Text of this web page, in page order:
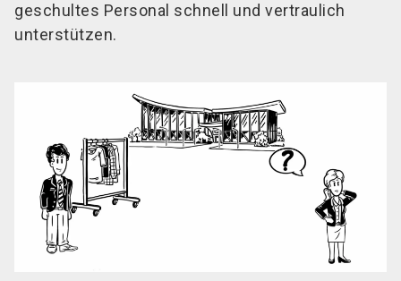
geschultes Personal schnell und vertraulich
unterstützen.